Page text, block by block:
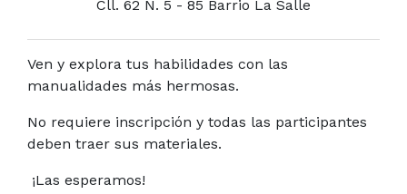
Cll. 62 N. 5 - 85 Barrio La Salle
Ven y explora tus habilidades con las
manualidades más hermosas.
No requiere inscripción y todas las participantes
deben traer sus materiales.
¡Las esperamos!